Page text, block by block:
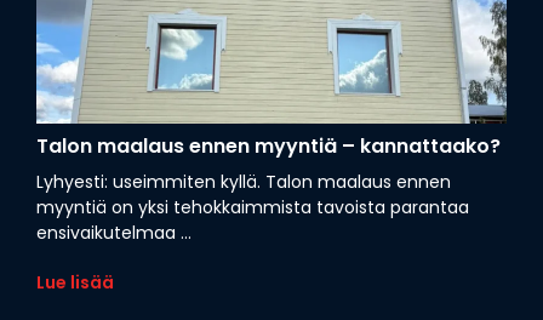
Talon maalaus ennen myyntiä – kannattaako?
Lyhyesti: useimmiten kyllä. Talon maalaus ennen
myyntiä on yksi tehokkaimmista tavoista parantaa
ensivaikutelmaa ...
Lue lisää